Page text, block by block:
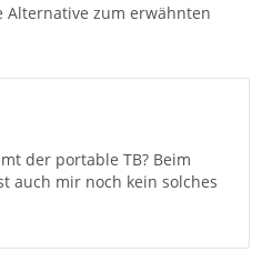
Alternative zum erwähnten
der portable TB? Beim
auch mir noch kein solches